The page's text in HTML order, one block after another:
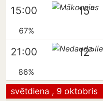
15:00 15°
67%
21:00 12°
86%
svētdiena , 9 oktobris